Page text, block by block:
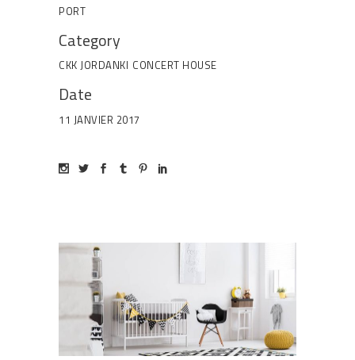
PORT
Category
CKK JORDANKI CONCERT HOUSE
Date
11 JANVIER 2017